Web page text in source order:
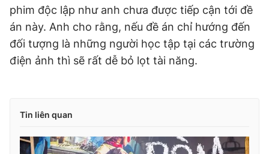
phim độc lập như anh chưa được tiếp cận tới đề
án này. Anh cho rằng, nếu đề án chỉ hướng đến
đối tượng là những người học tập tại các trường
điện ảnh thì sẽ rất dễ bỏ lọt tài năng.
Tin liên quan